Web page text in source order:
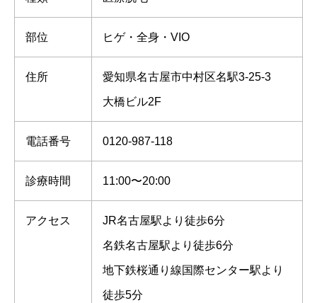
部位 ヒゲ・全身・VIO
住所 愛知県名古屋市中村区名駅3-25-3
大橋ビル2F
電話番号 0120-987-118
診療時間 11:00〜20:00
アクセス JR名古屋駅より徒歩6分
名鉄名古屋駅より徒歩6分
地下鉄桜通り線国際センター駅より
徒歩5分